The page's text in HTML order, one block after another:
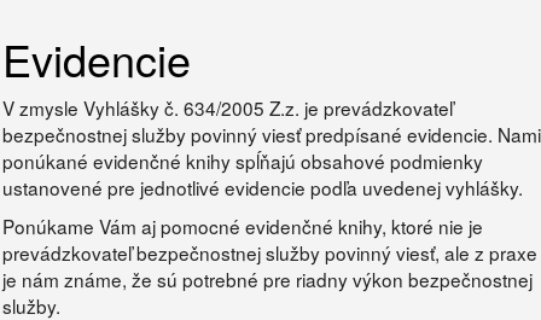
Evidencie
V zmysle Vyhlášky č. 634/2005 Z.z. je prevádzkovateľ
bezpečnostnej služby povinný viesť predpísané evidencie. Nami
ponúkané evidenčné knihy spĺňajú obsahové podmienky
ustanovené pre jednotlivé evidencie podľa uvedenej vyhlášky.
Ponúkame Vám aj pomocné evidenčné knihy, ktoré nie je
prevádzkovateľ bezpečnostnej služby povinný viesť, ale z praxe
je nám známe, že sú potrebné pre riadny výkon bezpečnostnej
služby.